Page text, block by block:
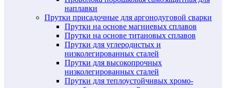
наплавки
Прутки присадочные для аргонодуговой сварки
Прутки на основе магниевых сплавов
Прутки на основе титановых сплавов
Прутки для углеродистых и
низколегированных сталей
Прутки для высокопрочных
низколегированных сталей
Прутки для теплоустойчивых хромо-